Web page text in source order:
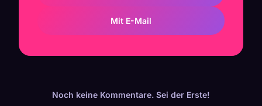
Mit E-Mail
Noch keine Kommentare. Sei der Erste!